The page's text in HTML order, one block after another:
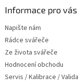
Informace pro vás
Napište nám
Rádce svářeče
Ze života svářeče
Hodnocení obchodu
Servis / Kalibrace /